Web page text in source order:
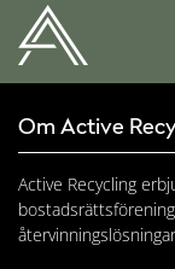
Om Active
Active Recycling